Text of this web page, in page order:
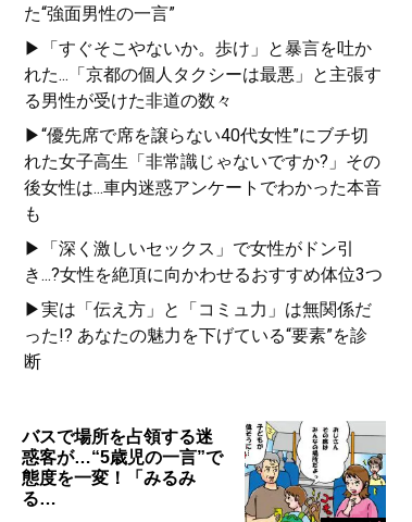
た“強面男性の一言”
▶「すぐそこやないか。歩け」と暴言を吐か
れた...「京都の個人タクシーは最悪」と主張す
る男性が受けた非道の数々
▶“優先席で席を譲らない40代女性”にブチ切
れた女子高生「非常識じゃないですか?」その
後女性は...車内迷惑アンケートでわかった本音
も
▶「深く激しいセックス」で女性がドン引
き...?女性を絶頂に向かわせるおすすめ体位3つ
▶実は「伝え方」と「コミュ力」は無関係だ
った!? あなたの魅力を下げている“要素”を診
断
バスで場所を占領する迷
惑客が…“5歳児の一言”で
態度を一変！「みるみ
る…